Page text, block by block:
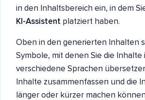
in den Inhaltsbereich ein, in dem
KI-Assistent platziert haben.
Oben in den generierten Inhalten
Symbole, mit denen Sie die Inhalte
verschiedene Sprachen
Inhalte zusammenfassen und die
länger oder kürzer machen